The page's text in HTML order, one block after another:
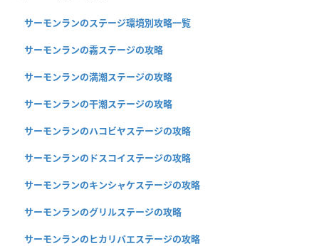
サーモンランのステージ環境別攻略一覧
サーモンランの霧ステージの攻略
サーモンランの満潮ステージの攻略
サーモンランの干潮ステージの攻略
サーモンランのハコビヤステージの攻略
サーモンランのドスコイステージの攻略
サーモンランのキンシャケステージの攻略
サーモンランのグリルステージの攻略
サーモンランのヒカリバエステージの攻略